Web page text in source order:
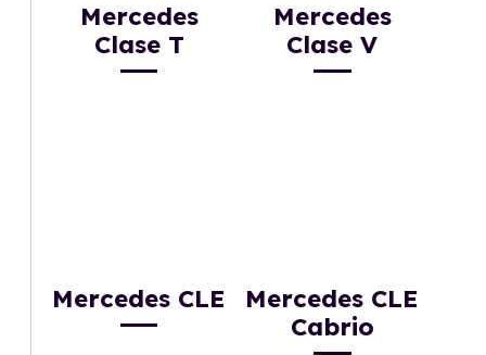
Mercedes
Clase T
Mercedes
Clase V
Mercedes CLE
Mercedes CLE
Cabrio